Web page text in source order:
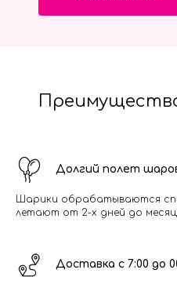
Долгий полет
Шарики обрабатываются
летают от 2-х дней до
Доставка с 7:00 до